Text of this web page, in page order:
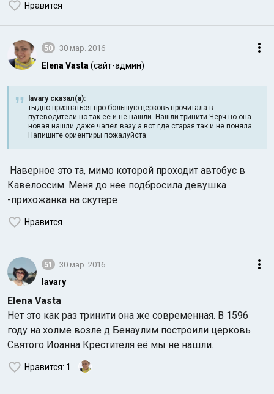
Нравится
50 30 мар. 2016
Elena Vasta (сайт-админ)
lavary сказал(а):
тыдно признаться про большую церковь прочитала в
путеводители но так её и не нашли. Нашли тринити Чёрч но она
новая нашли даже чапел вазу а вот где старая так и не поняла.
Напишите ориентиры пожалуйста.
Наверное это та, мимо которой проходит автобус в
Кавелоссим. Меня до нее подбросила девушка
-прихожанка на скутере
Нравится
51 30 мар. 2016
lavary
Elena Vasta
Нет это как раз тринити она же современная. В 1596
году на холме возле д Бенаулим построили церковь
Святого Иоанна Крестителя её мы не нашли.
Нравится: 1